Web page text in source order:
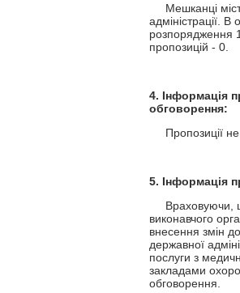
Мешканці міста
адміністрації.
розпорядження
пропозицій - 0.
4. Інформація
обговорення:
Пропозиції не
5. Інформація
Враховуючи,
виконавчого
внесення змін
державної
послуги з
закладами
обговорення.